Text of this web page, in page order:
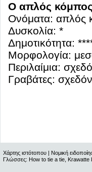
Ο απλός κόμπος
Ονόματα: απλός
Δυσκολία: *
Δημοτικότητα:
Μορφολογία:
Περιλαίμια:
Γραβάτες:
Χάρτης ιστότοπου | Νομική
Γλώσσες: How to tie a tie Krawatte